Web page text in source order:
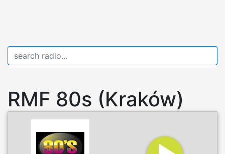
RMF 80s (Kraków)